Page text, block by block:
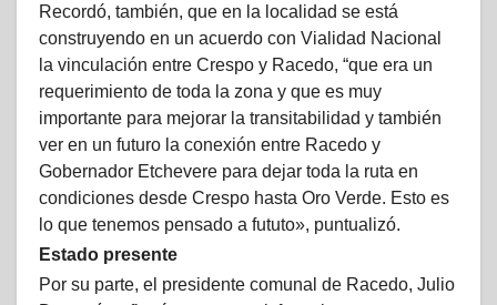
Recordó, también, que en la localidad se está
construyendo en un acuerdo con Vialidad Nacional
la vinculación entre Crespo y Racedo, “que era un
requerimiento de toda la zona y que es muy
importante para mejorar la transitabilidad y también
ver en un futuro la conexión entre Racedo y
Gobernador Etchevere para dejar toda la ruta en
condiciones desde Crespo hasta Oro Verde. Esto es
lo que tenemos pensado a fututo», puntualizó.
Estado presente
Por su parte, el presidente comunal de Racedo, Julio